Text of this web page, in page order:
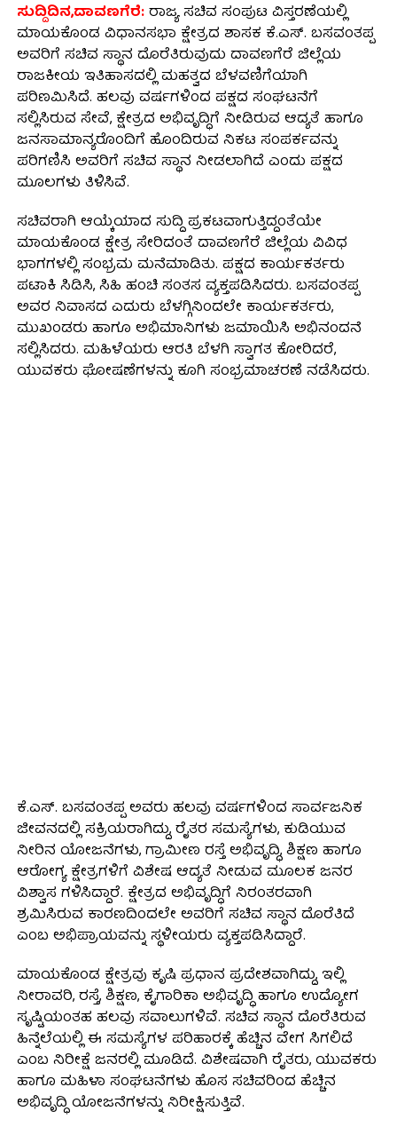
ಸುದ್ದಿದಿನ,ದಾವಣಗೆರೆ:ರಾಜ್ಯ ಸಚಿವ ಸಂಪುಟ ವಿಸ್ತರಣೆಯಲ್ಲಿ
ಮಾಯಕೊಂಡ ವಿಧಾನಸಭಾ ಕ್ಷೇತ್ರದ ಶಾಸಕ ಕೆ.ಎಸ್. ಬಸವಂತಪ್ಪ
ಅವರಿಗೆ ಸಚಿವ ಸ್ಥಾನ ದೊರೆತಿರುವುದು ದಾವಣಗೆರೆ ಜಿಲ್ಲೆಯ
ರಾಜಕೀಯ ಇತಿಹಾಸದಲ್ಲಿ ಮಹತ್ವದ ಬೆಳವಣಿಗೆಯಾಗಿ
ಪರಿಣಮಿಸಿದೆ. ಹಲವು ವರ್ಷಗಳಿಂದ ಪಕ್ಷದ ಸಂಘಟನೆಗೆ
ಸಲ್ಲಿಸಿರುವ ಸೇವೆ, ಕ್ಷೇತ್ರದ ಅಭಿವೃದ್ಧಿಗೆ ನೀಡಿರುವ ಆದ್ಯತೆ ಹಾಗೂ
ಜನಸಾಮಾನ್ಯರೊಂದಿಗೆ ಹೊಂದಿರುವ ನಿಕಟ ಸಂಪರ್ಕವನ್ನು
ಪರಿಗಣಿಸಿ ಅವರಿಗೆ ಸಚಿವ ಸ್ಥಾನ ನೀಡಲಾಗಿದೆ ಎಂದು ಪಕ್ಷದ
ಮೂಲಗಳು ತಿಳಿಸಿವೆ.
ಸಚಿವರಾಗಿ ಆಯ್ಕೆಯಾದ ಸುದ್ದಿ ಪ್ರಕಟವಾಗುತ್ತಿದ್ದಂತೆಯೇ
ಮಾಯಕೊಂಡ ಕ್ಷೇತ್ರ ಸೇರಿದಂತೆ ದಾವಣಗೆರೆ ಜಿಲ್ಲೆಯ ವಿವಿಧ
ಭಾಗಗಳಲ್ಲಿ ಸಂಭ್ರಮ ಮನೆಮಾಡಿತು. ಪಕ್ಷದ ಕಾರ್ಯಕರ್ತರು
ಪಟಾಕಿ ಸಿಡಿಸಿ, ಸಿಹಿ ಹಂಚಿ ಸಂತಸ ವ್ಯಕ್ತಪಡಿಸಿದರು. ಬಸವಂತಪ್ಪ
ಅವರ ನಿವಾಸದ ಎದುರು ಬೆಳಗ್ಗಿನಿಂದಲೇ ಕಾರ್ಯಕರ್ತರು,
ಮುಖಂಡರು ಹಾಗೂ ಅಭಿಮಾನಿಗಳು ಜಮಾಯಿಸಿ ಅಭಿನಂದನೆ
ಸಲ್ಲಿಸಿದರು. ಮಹಿಳೆಯರು ಆರತಿ ಬೆಳಗಿ ಸ್ವಾಗತ ಕೋರಿದರೆ,
ಯುವಕರು ಘೋಷಣೆಗಳನ್ನು ಕೂಗಿ ಸಂಭ್ರಮಾಚರಣೆ ನಡೆಸಿದರು.
ಕೆ.ಎಸ್. ಬಸವಂತಪ್ಪ ಅವರು ಹಲವು ವರ್ಷಗಳಿಂದ ಸಾರ್ವಜನಿಕ
ಜೀವನದಲ್ಲಿ ಸಕ್ರಿಯರಾಗಿದ್ದು, ರೈತರ ಸಮಸ್ಯೆಗಳು, ಕುಡಿಯುವ
ನೀರಿನ ಯೋಜನೆಗಳು, ಗ್ರಾಮೀಣ ರಸ್ತೆ ಅಭಿವೃದ್ಧಿ, ಶಿಕ್ಷಣ ಹಾಗೂ
ಆರೋಗ್ಯ ಕ್ಷೇತ್ರಗಳಿಗೆ ವಿಶೇಷ ಆದ್ಯತೆ ನೀಡುವ ಮೂಲಕ ಜನರ
ವಿಶ್ವಾಸ ಗಳಿಸಿದ್ದಾರೆ. ಕ್ಷೇತ್ರದ ಅಭಿವೃದ್ಧಿಗೆ ನಿರಂತರವಾಗಿ
ಶ್ರಮಿಸಿರುವ ಕಾರಣದಿಂದಲೇ ಅವರಿಗೆ ಸಚಿವ ಸ್ಥಾನ ದೊರೆತಿದೆ
ಎಂಬ ಅಭಿಪ್ರಾಯವನ್ನು ಸ್ಥಳೀಯರು ವ್ಯಕ್ತಪಡಿಸಿದ್ದಾರೆ.
ಮಾಯಕೊಂಡ ಕ್ಷೇತ್ರವು ಕೃಷಿ ಪ್ರಧಾನ ಪ್ರದೇಶವಾಗಿದ್ದು, ಇಲ್ಲಿ
ನೀರಾವರಿ, ರಸ್ತೆ, ಶಿಕ್ಷಣ, ಕೈಗಾರಿಕಾ ಅಭಿವೃದ್ಧಿ ಹಾಗೂ ಉದ್ಯೋಗ
ಸೃಷ್ಟಿಯಂತಹ ಹಲವು ಸವಾಲುಗಳಿವೆ. ಸಚಿವ ಸ್ಥಾನ ದೊರೆತಿರುವ
ಹಿನ್ನೆಲೆಯಲ್ಲಿ ಈ ಸಮಸ್ಯೆಗಳ ಪರಿಹಾರಕ್ಕೆ ಹೆಚ್ಚಿನ ವೇಗ ಸಿಗಲಿದೆ
ಎಂಬ ನಿರೀಕ್ಷೆ ಜನರಲ್ಲಿ ಮೂಡಿದೆ. ವಿಶೇಷವಾಗಿ ರೈತರು, ಯುವಕರು
ಹಾಗೂ ಮಹಿಳಾ ಸಂಘಟನೆಗಳು ಹೊಸ ಸಚಿವರಿಂದ ಹೆಚ್ಚಿನ
ಅಭಿವೃದ್ಧಿ ಯೋಜನೆಗಳನ್ನು ನಿರೀಕ್ಷಿಸುತ್ತಿವೆ.